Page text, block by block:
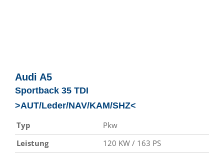
Audi A5
Sportback 35 TDI
>AUT/Leder/NAV/KAM/SHZ<
Typ
Pkw
Leistung
120 KW / 163 PS